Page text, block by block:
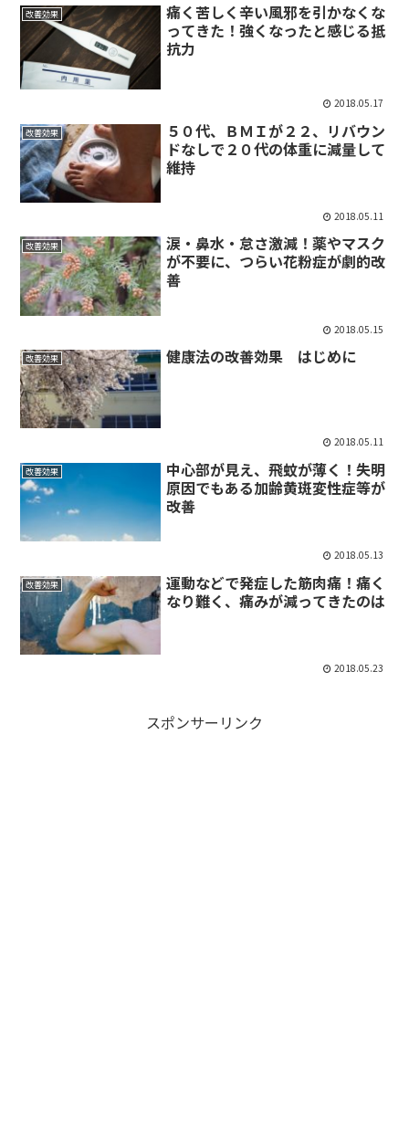
改善効果
痛く苦しく辛い風邪を引かなくな
ってきた！強くなったと感じる抵
抗力
2018.05.17
改善効果
５０代、ＢＭＩが２２、リバウン
ドなしで２０代の体重に減量して
維持
2018.05.11
改善効果
涙・鼻水・怠さ激減！薬やマスク
が不要に、つらい花粉症が劇的改
善
2018.05.15
改善効果 健康法の改善効果 はじめに
2018.05.11
改善効果
中心部が見え、飛蚊が薄く！失明
原因でもある加齢黄斑変性症等が
改善
2018.05.13
改善効果
運動などで発症した筋肉痛！痛く
なり難く、痛みが減ってきたのは
2018.05.23
スポンサーリンク